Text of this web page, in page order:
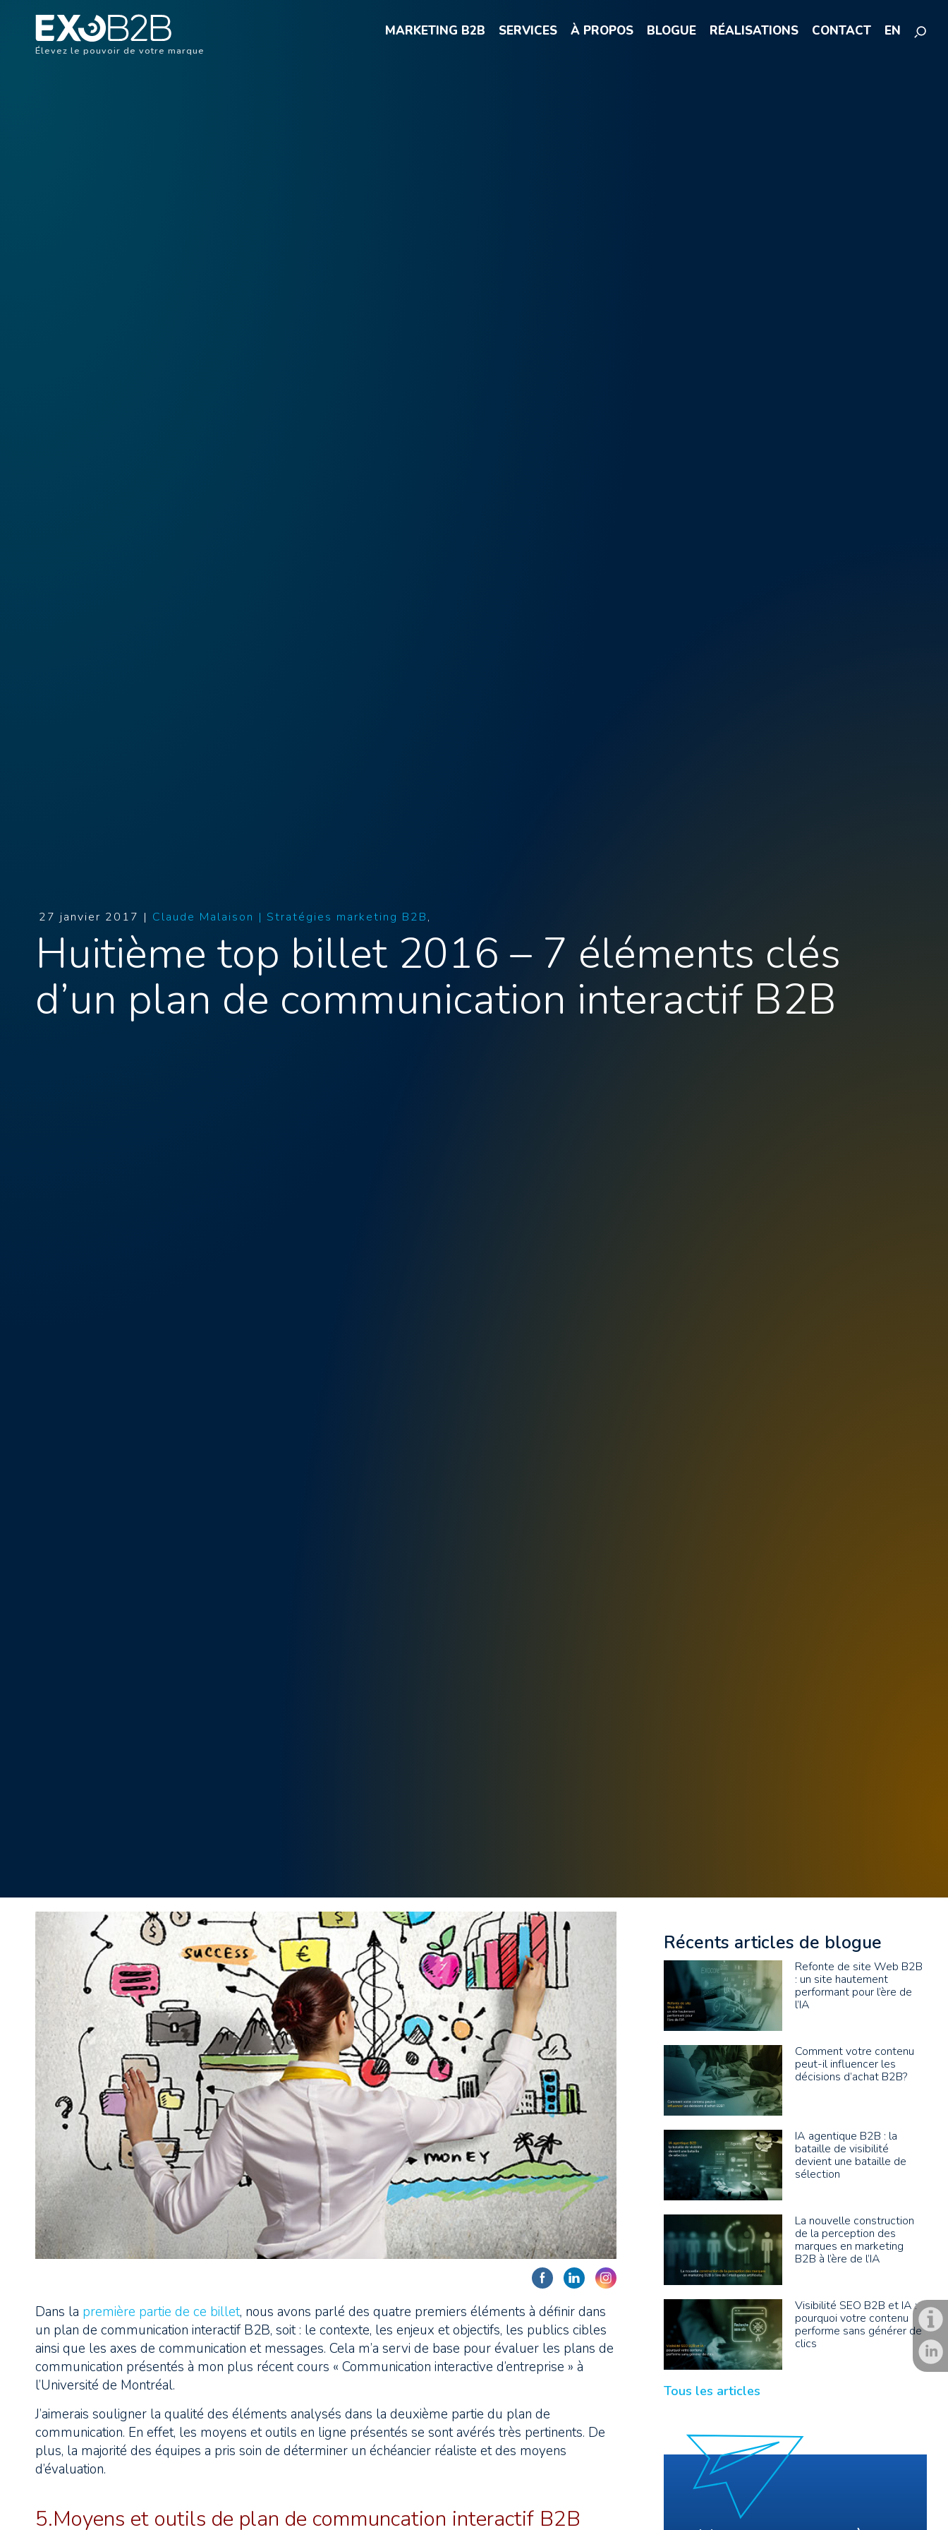
Élevez le pouvoir de votre marque
MARKETING B2B SERVICES À PROPOS BLOGUE RÉALISATIONS CONTACT EN
27 janvier 2017 | Claude Malaison | Stratégies marketing B2B
Huitième top billet 2016 – 7 éléments clés
d’un plan de communication interactif B2B
Dans la première partie de ce billet, nous avons parlé des quatre premiers éléments à définir dans
un plan de communication interactif B2B, soit : le contexte, les enjeux et objectifs, les publics cibles
ainsi que les axes de communication et messages. Cela m’a servi de base pour évaluer les plans de
communication présentés à mon plus récent cours « Communication interactive d’entreprise » à
l’Université de Montréal.
J’aimerais souligner la qualité des éléments analysés dans la deuxième partie du plan de
communication. En effet, les moyens et outils en ligne présentés se sont avérés très pertinents. De
plus, la majorité des équipes a pris soin de déterminer un échéancier réaliste et des moyens
d’évaluation.
5.Moyens et outils de plan de communcation interactif B2B
Récents articles de blogue
Refonte de site Web B2B
: un site hautement
performant pour l’ère de
l’IA
Comment votre contenu
peut-il influencer les
décisions d’achat B2B?
IA agentique B2B : la
bataille de visibilité
devient une bataille de
sélection
La nouvelle construction
de la perception des
marques en marketing
B2B à l’ère de l’IA
Visibilité SEO B2B et IA :
pourquoi votre contenu
performe sans générer de
clics
Tous les articles